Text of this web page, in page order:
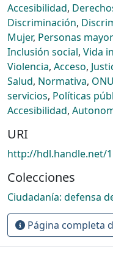
Accesibilidad,
Discriminación,
Mujer, Personas
Inclusión social, Vida
Violencia, Acceso,
Salud, Normativa, ONU
servicios, Políticas
Accesibilidad,
URI
http://hdl.handle.net/
Colecciones
Ciudadanía: defensa
Página completa